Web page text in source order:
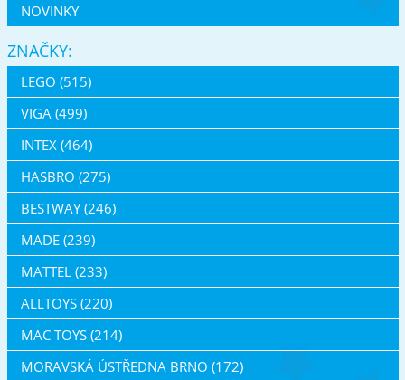
NOVINKY
ZNAČKY:
LEGO (515)
VIGA (499)
INTEX (464)
HASBRO (275)
BESTWAY (246)
MADE (239)
MATTEL (233)
ALLTOYS (220)
MAC TOYS (214)
MORAVSKÁ ÚSTŘEDNA BRNO (172)